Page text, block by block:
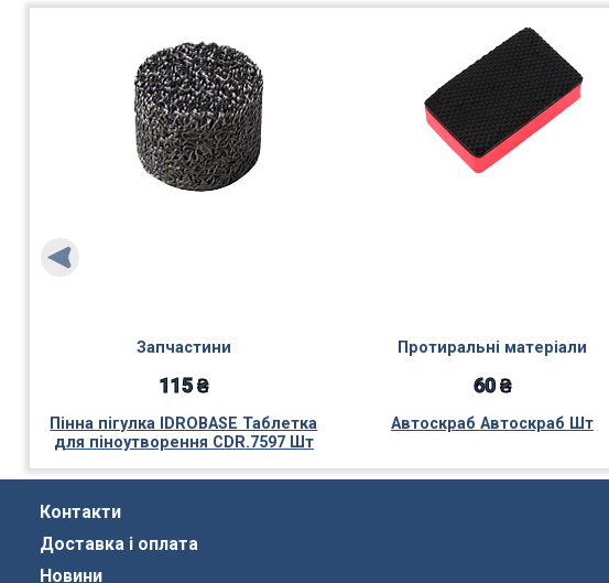
Запчастини
115 ₴
Пінна пігулка IDROBASE Таблетка
для піноутворення CDR.7597 Шт
Протиральні матеріали
60 ₴
Автоскраб Автоскраб Шт
Контакти
Доставка і оплата
Новини